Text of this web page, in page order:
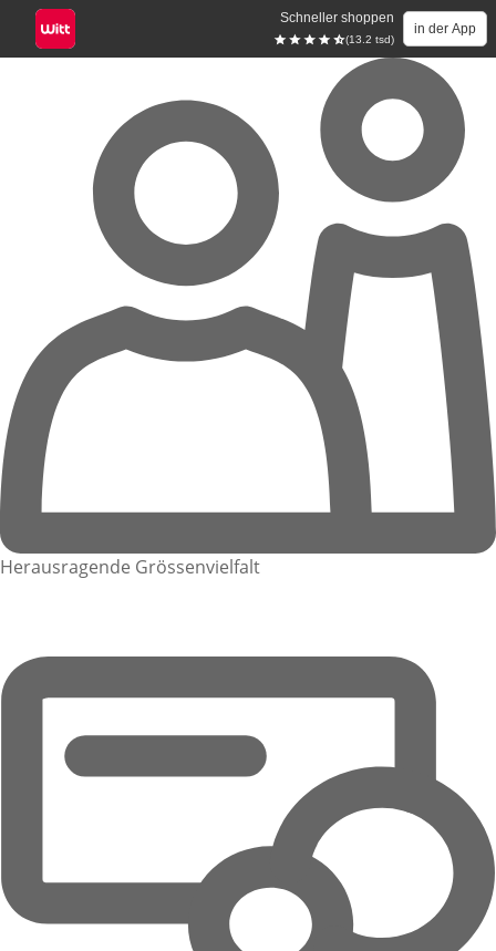
Schneller shoppen
(13.2 tsd)
in der App
Herausragende Grössenvielfalt